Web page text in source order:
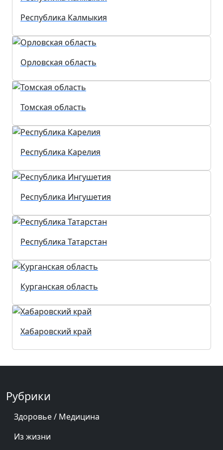
Республика Калмыкия
Орловская область
Томская область
Республика Карелия
Республика Ингушетия
Республика Татарстан
Курганская область
Хабаровский край
Рубрики
Здоровье / Медицина
Из жизни